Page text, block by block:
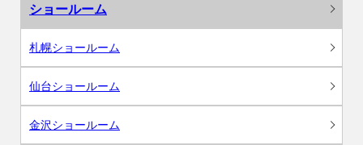
ショールーム
札幌ショールーム
仙台ショールーム
金沢ショールーム